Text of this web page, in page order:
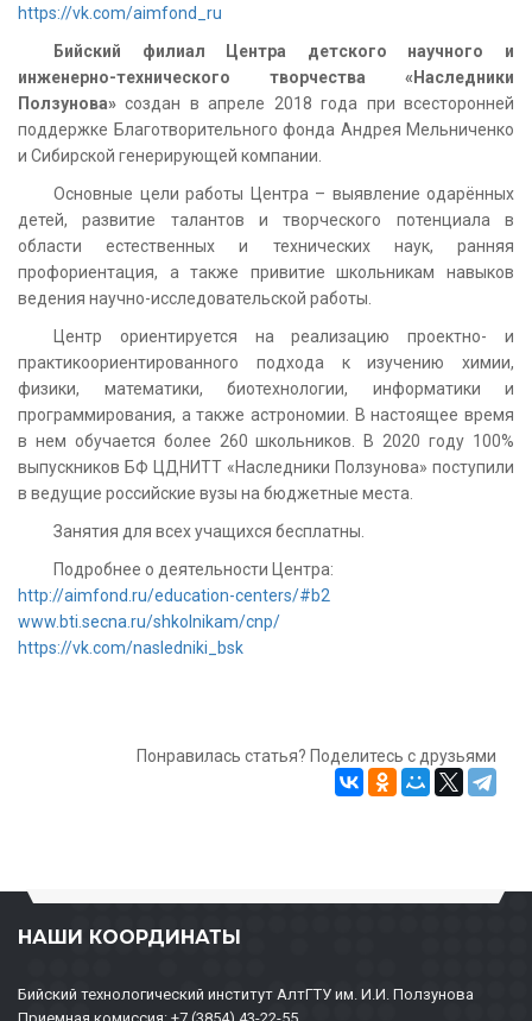
https://vk.com/aimfond_ru
Бийский филиал Центра детского научного и
инженерно-технического творчества «Наследники
Ползунова» создан в апреле 2018 года при всесторонней
поддержке Благотворительного фонда Андрея Мельниченко
и Сибирской генерирующей компании.
Основные цели работы Центра – выявление одарённых
детей, развитие талантов и творческого потенциала в
области естественных и технических наук, ранняя
профориентация, а также привитие школьникам навыков
ведения научно-исследовательской работы.
Центр ориентируется на реализацию проектно- и
практикоориентированного подхода к изучению химии,
физики, математики, биотехнологии, информатики и
программирования, а также астрономии. В настоящее время
в нем обучается более 260 школьников. В 2020 году 100%
выпускников БФ ЦДНИТТ «Наследники Ползунова» поступили
в ведущие российские вузы на бюджетные места.
Занятия для всех учащихся бесплатны.
Подробнее о деятельности Центра:
http://aimfond.ru/education-centers/#b2
www.bti.secna.ru/shkolnikam/cnp/
https://vk.com/nasledniki_bsk
Понравилась статья? Поделитесь с друзьями
НАШИ КООРДИНАТЫ
Бийский технологический институт АлтГТУ им. И.И. Ползунова